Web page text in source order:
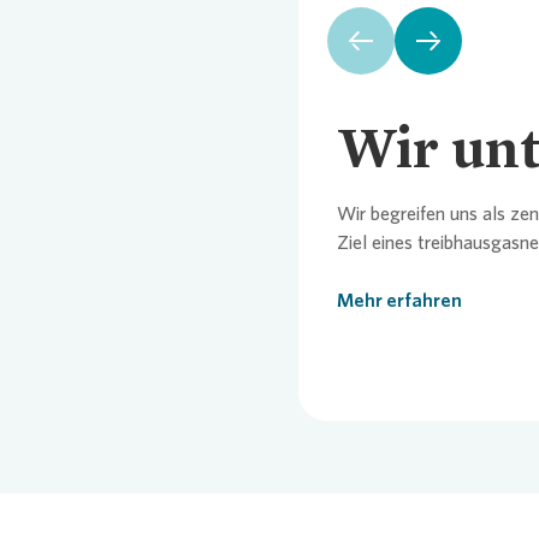
Wir
Wir begreifen uns als
Ziel eines
Mehr erfahren